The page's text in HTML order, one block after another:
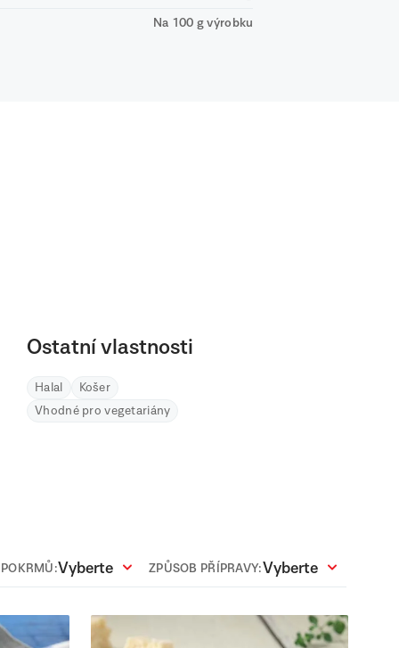
Na 100 g výrobku
Ostatní vlastnosti
Halal
Košer
Vhodné pro vegetariány
Vyberte ZPŮSOB PŘÍPRAVY:Vyberte